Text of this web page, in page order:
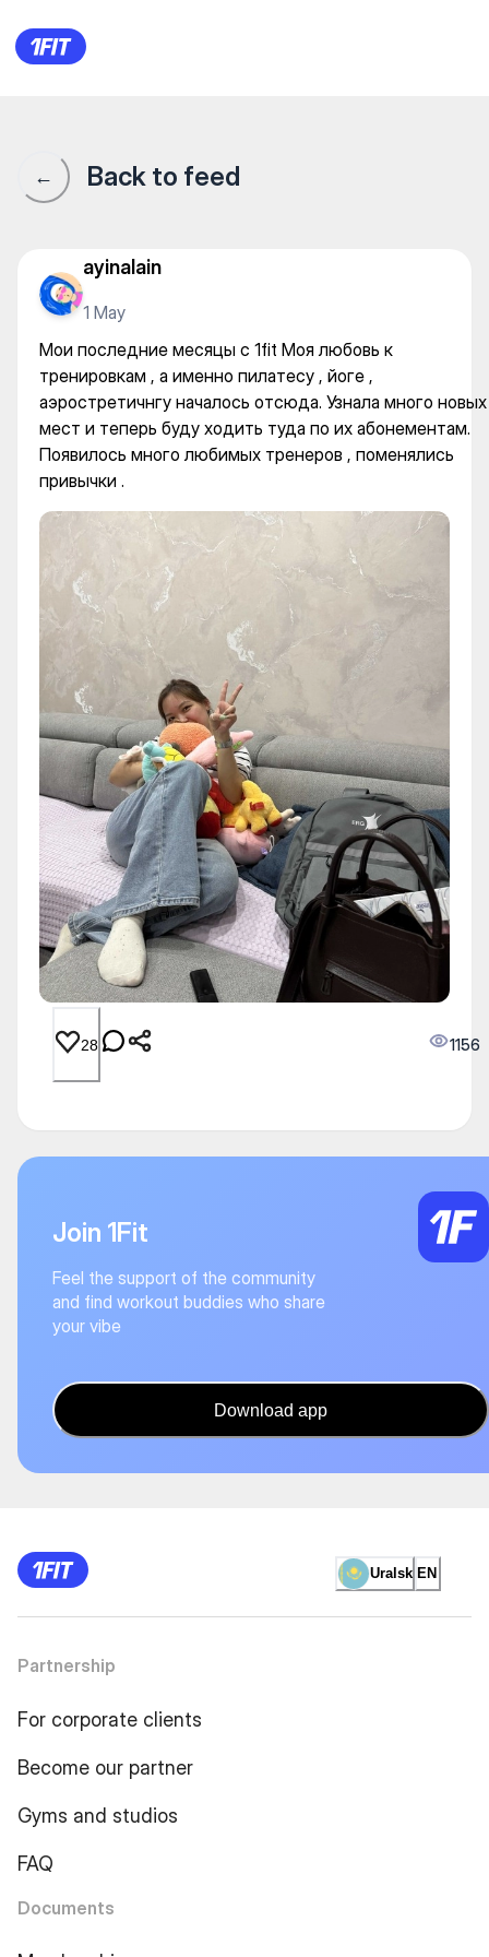
Мои последние месяцы с
← Back to feed
ayinalain
1 May
Мои последние месяцы с 1fit Моя любовь к
тренировкам , а именно пилатесу , йоге ,
аэростретичнгу началось отсюда. Узнала много новых
мест и теперь буду ходить туда по их абонементам.
Появилось много любимых тренеров , поменялись
привычки .
28 1156
Join 1Fit
Feel the support of the community
and find workout buddies who share
your vibe
Download app
Uralsk EN
Partnership
For corporate clients
Become our partner
Gyms and studios
FAQ
Documents